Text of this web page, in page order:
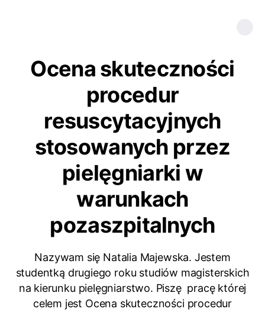
Ocena skuteczności
procedur
resuscytacyjnych
stosowanych przez
pielęgniarki w
warunkach
pozaszpitalnych
Nazywam się Natalia Majewska. Jestem
studentką drugiego roku studiów magisterskich
na kierunku pielęgniarstwo. Piszę pracę której
celem jest Ocena skuteczności procedur